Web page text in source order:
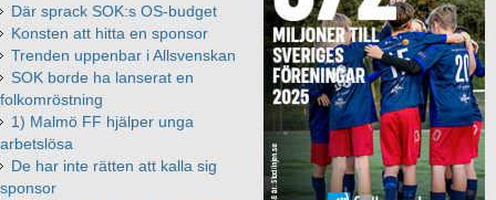
Där sprack SOK:s OS-budget
Konsten att hitta en sponsor
Trenden uppenbar i Allsvenskan
SOK borde ha lanserat en
folkomröstning
1) Malmö FF hjälper unga
arbetslösa
De har inte rätten att kalla sig
sponsor